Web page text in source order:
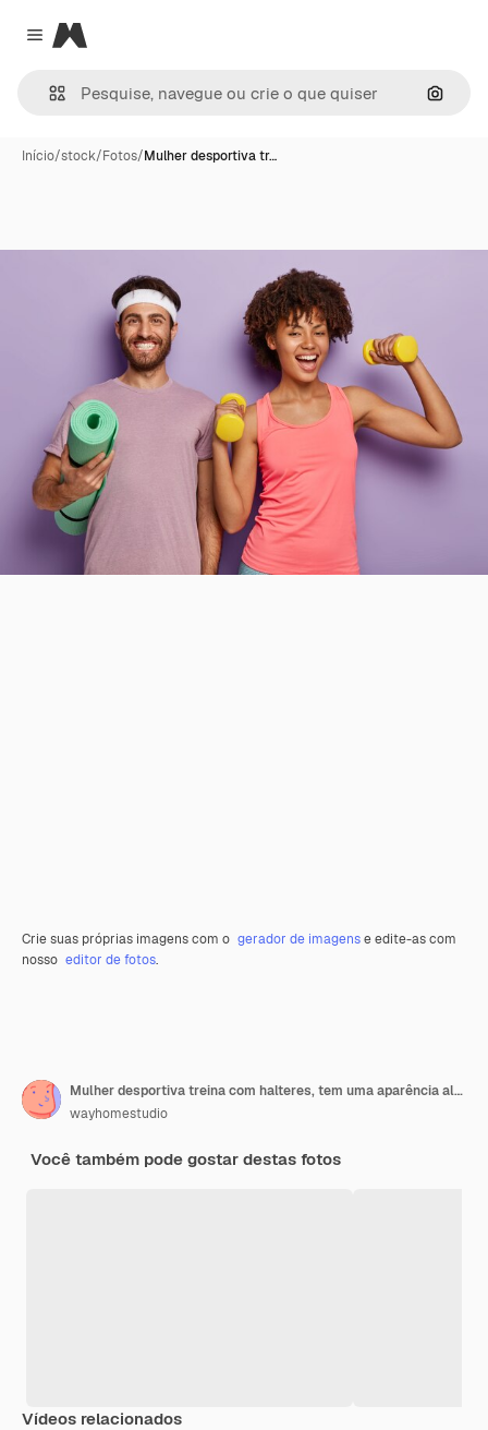
Close menu
Magnific
Início/stock/Fotos/Mulher desportiva tr…
Crie suas próprias imagens com o gerador de imagense edite-as com
nosso editor de fotos.
Mulher desportiva treina com halteres, tem uma aparência alegre, o marido está perto, segura o tapete de fitness enrolado, isolado no fundo roxo
wayhomestudio
Você também pode gostar destas fotos
Vídeos relacionados